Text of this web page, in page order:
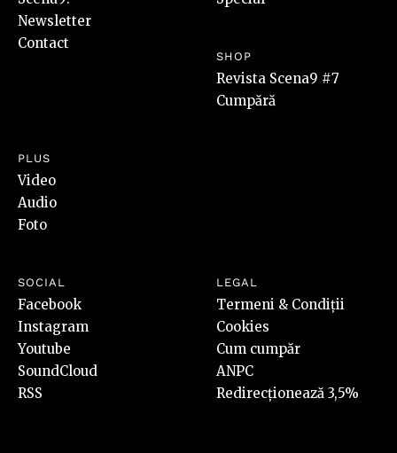
Newsletter
Contact
SHOP
Revista Scena9 #7
Cumpără
PLUS
Video
Audio
Foto
SOCIAL
Facebook
Instagram
Youtube
SoundCloud
RSS
LEGAL
Termeni & Condiții
Cookies
Cum cumpăr
ANPC
Redirecționează 3,5%